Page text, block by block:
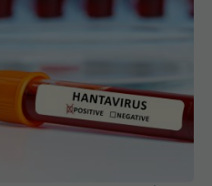
nou caz de hantavirus
se transmite de la om la